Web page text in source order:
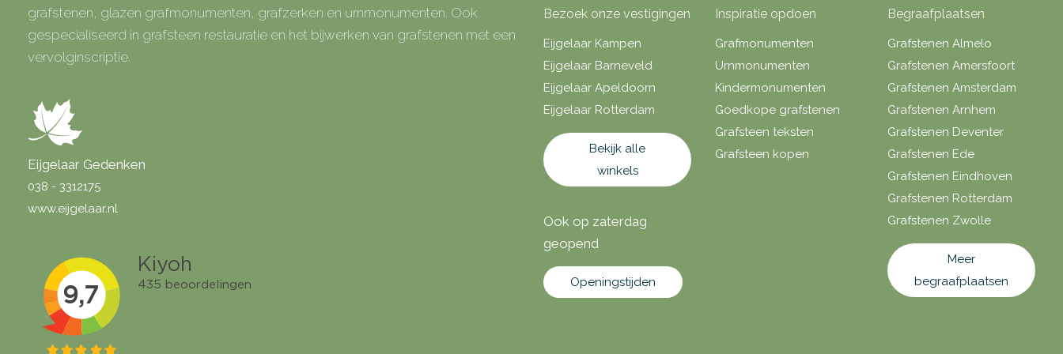
grafstenen, glazen grafmonumenten, grafzerken en urnmonumenten. Ook
gespecialiseerd in grafsteen restauratie en het bijwerken van grafstenen met een
vervolginscriptie.
Eijgelaar Gedenken
038 - 3312175
www.eijgelaar.nl
Bezoek onze vestigingen
Eijgelaar Kampen
Eijgelaar Barneveld
Eijgelaar Apeldoorn
Eijgelaar Rotterdam
Bekijk alle
winkels
Ook op zaterdag
geopend
Openingstijden
Inspiratie opdoen
Grafmonumenten
Urnmonumenten
Kindermonumenten
Goedkope grafstenen
Grafsteen teksten
Grafsteen kopen
Begraafplaatsen
Grafstenen Almelo
Grafstenen Amersfoort
Grafstenen Amsterdam
Grafstenen Arnhem
Grafstenen Deventer
Grafstenen Ede
Grafstenen Eindhoven
Grafstenen Rotterdam
Grafstenen Zwolle
Meer
begraafplaatsen